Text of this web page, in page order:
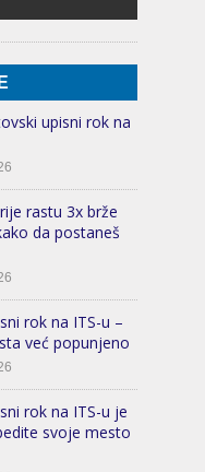
upisni rok na
rastu 3x brže
da postaneš
rok na ITS-u –
već popunjeno
rok na ITS-u je
svoje mesto